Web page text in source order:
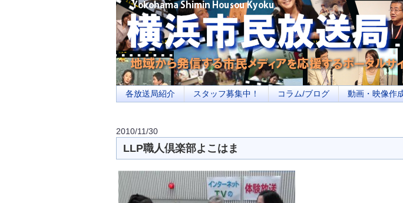
横浜の地域メディア、地域・市民・放送局・メディアを応援するポータルサイト あな
を目指します
各放送局紹介 スタッフ募集中！ コラム/ブログ 動画・映像作
2010/11/30
LLP職人倶楽部よこはま